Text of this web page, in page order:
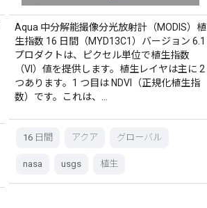
Aqua 中分解能撮像分光放射計（MODIS）植
生指数 16 日間（MYD13C1）バージョン 6.1
プロダクトは、ピクセル単位で植生指数
（VI）値を提供します。植生レイヤは主に 2
つあります。1 つ目は NDVI（正規化植生指
数）です。これは、…
16 日間 アクア グローバル
nasa usgs 植生